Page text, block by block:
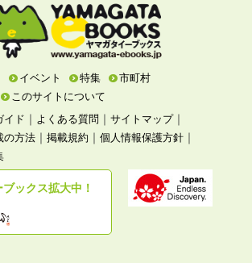
イベント 特集
市町村
このサイトについて
イド ｜ よくある質問 ｜サイトマップ｜
の方法 ｜掲載規約 ｜個人情報保護方針 ｜
ックス拡大中！